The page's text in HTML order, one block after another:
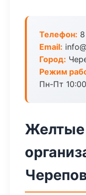
Телефон:
Email:
Город:
Режим
Пн-Пт
Желтые